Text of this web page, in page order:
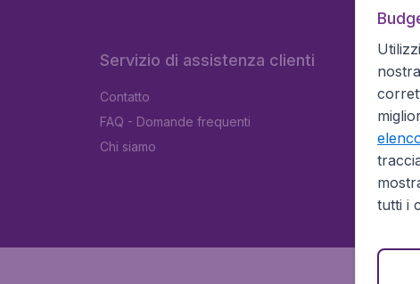
Servizio di assistenza clienti
Contatto
FAQ - Domande frequenti
Chi siamo
nostra
tutti i